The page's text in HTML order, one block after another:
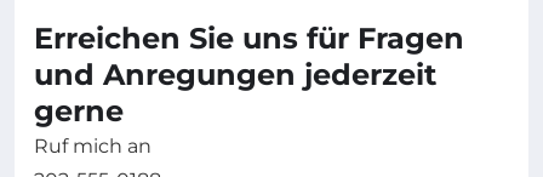
Erreichen Sie uns für Fragen
und Anregungen jederzeit
gerne
Ruf mich an